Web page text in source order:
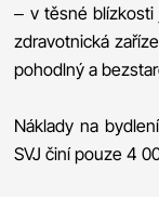
– v těsné blízkosti
zdravotnická
pohodlný a
Náklady na
SVJ činí pouze 4